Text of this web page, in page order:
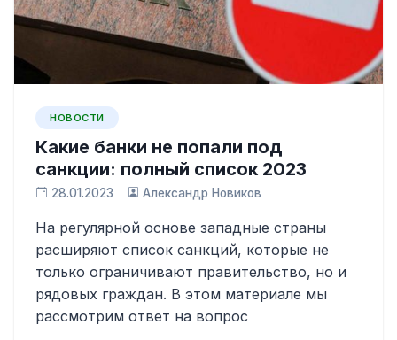
НОВОСТИ
Какие банки не попали под
санкции: полный список 2023
28.01.2023 Александр Новиков
На регулярной основе западные страны
расширяют список санкций, которые не
только ограничивают правительство, но и
рядовых граждан. В этом материале мы
рассмотрим ответ на вопрос